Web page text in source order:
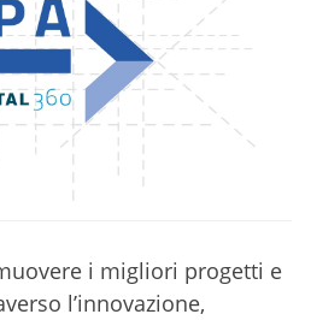
i migliori progetti e
l’innovazione,